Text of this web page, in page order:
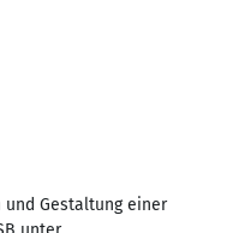
Gestaltung einer